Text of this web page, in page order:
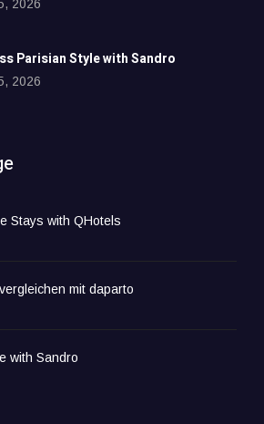
2026
Parisian Style with Sandro
2026
Stays with QHotels
mit daparto
with Sandro